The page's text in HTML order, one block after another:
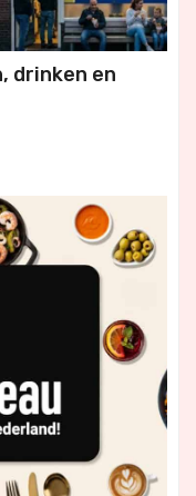
drinken en